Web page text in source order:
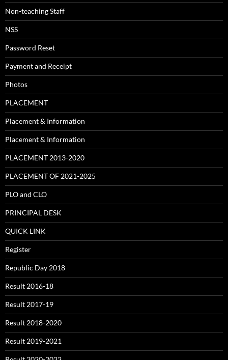
Non-teaching Staff
NSS
Password Reset
Payment and Receipt
Photos
PLACEMENT
Placement & Information
Placement & Information
PLACEMENT 2013-2020
PLACEMENT OF 2021-2025
PLO and CLO
PRINCIPAL DESK
QUICK LINK
Register
Republic Day 2018
Result 2016-18
Result 2017-19
Result 2018-2020
Result 2019-2021